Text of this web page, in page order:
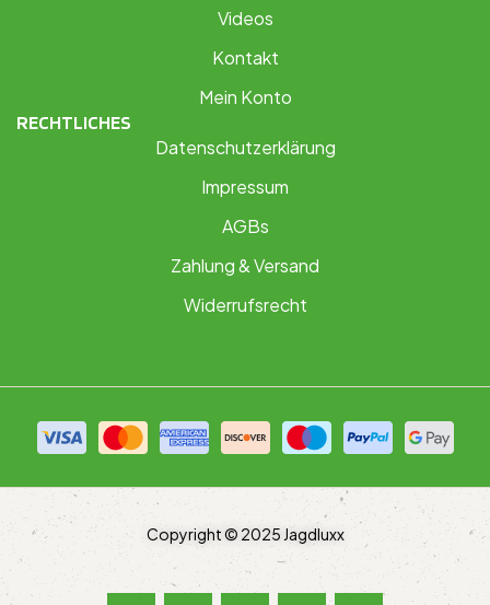
Videos
Kontakt
Mein Konto
RECHTLICHES
Datenschutzerklärung
Impressum
AGBs
Zahlung & Versand
Widerrufsrecht
Copyright © 2025 Jagdluxx